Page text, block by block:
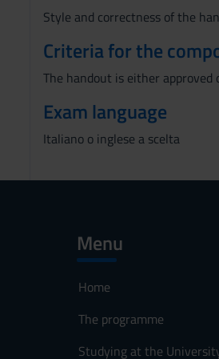
Style and correctness of the
Criteria for the
The handout is either approved
Exam language
Italiano o inglese a scelta
Menu
Home
The programme
Studying at the